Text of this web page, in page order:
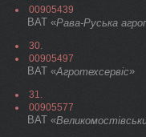
00905439
ВАТ «Рава-Руська
30.
00905497
ВАТ «Агротехсервіс»
31.
00905577
ВАТ «